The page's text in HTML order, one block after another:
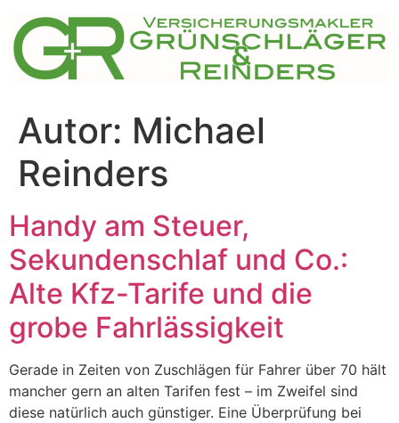
Inhalt
springen
Autor: Michael
Reinders
Handy am Steuer,
Sekundenschlaf und Co.:
Alte Kfz-Tarife und die
grobe Fahrlässigkeit
Gerade in Zeiten von Zuschlägen für Fahrer über 70 hält
mancher gern an alten Tarifen fest – im Zweifel sind
diese natürlich auch günstiger. Eine Überprüfung bei